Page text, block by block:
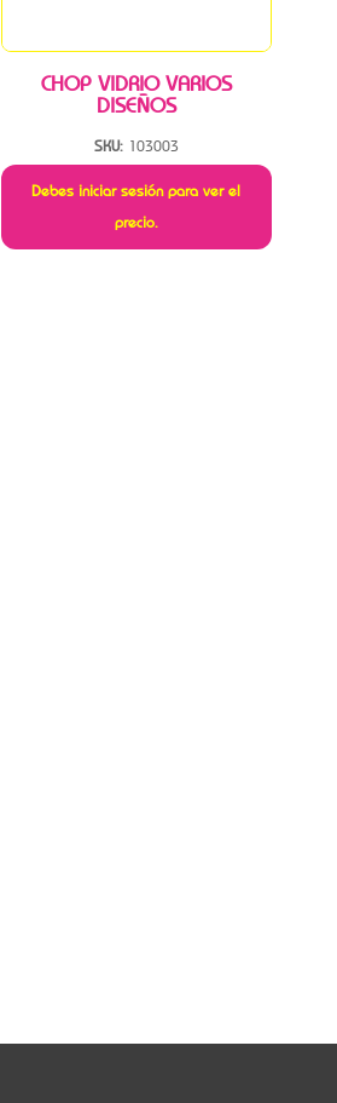
CHOP VIDRIO VARIOS
DISEÑOS
SKU: 103003
Debes iniciar sesión para ver el
precio.